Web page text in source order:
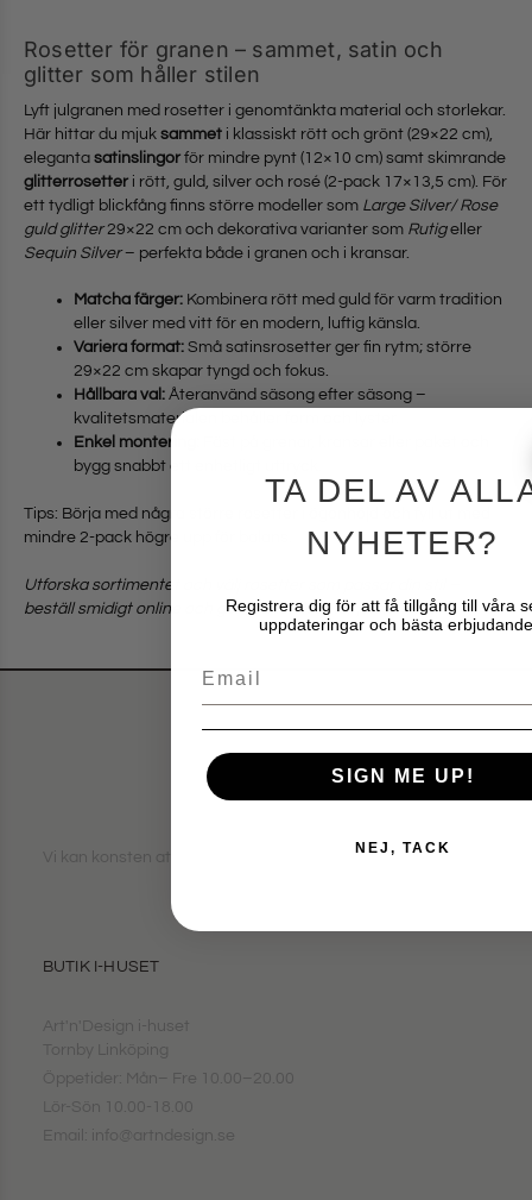
Rosetter för granen – sammet, satin och
glitter som håller stilen
Lyft julgranen med rosetter i genomtänkta material och storlekar.
Här hittar du mjuk sammet i klassiskt rött och grönt (29×22 cm),
eleganta satinslingor för mindre pynt (12×10 cm) samt skimrande
glitterrosetter i rött, guld, silver och rosé (2-pack 17×13,5 cm). För
ett tydligt blickfång finns större modeller som Large Silver/ Rose
guld glitter29×22 cm och dekorativa varianter som Rutigeller
Sequin Silver– perfekta både i granen och i kransar.
Matcha färger: Kombinera rött med guld för varm tradition
eller silver med vitt för en modern, luftig känsla.
Variera format: Små satinsrosetter ger fin rytm; större
29×22 cm skapar tyngd och fokus.
Hållbara val: Återanvänd säsong efter säsong –
kvalitetsmaterialen behåller form och lyster.
Enkel montering:
bygg snabbt ett enhetligt uttryck.
Tips: Börja med några större rosetter i ögonhöjd och fyll ut med
mindre 2-pack högre upp för balans.
Utforska sortimentet och välj rosetter som passar din stil –
beställ smidigt online och gör granen klar för julens mys.
Vi kan konsten att rama in!
BUTIK I-HUSET
Art'n'Design i-huset
Tornby Linköping
Öppetider: Mån– Fre 10.00–20.00
Lör-Sön 10.00-18.00
Email: info@artndesign.se
TA DEL AV
NYHETER?
Registrera dig för att få tillgång till våra
uppdateringar och bästa
Email
SIGN ME UP!
NEJ, TACK